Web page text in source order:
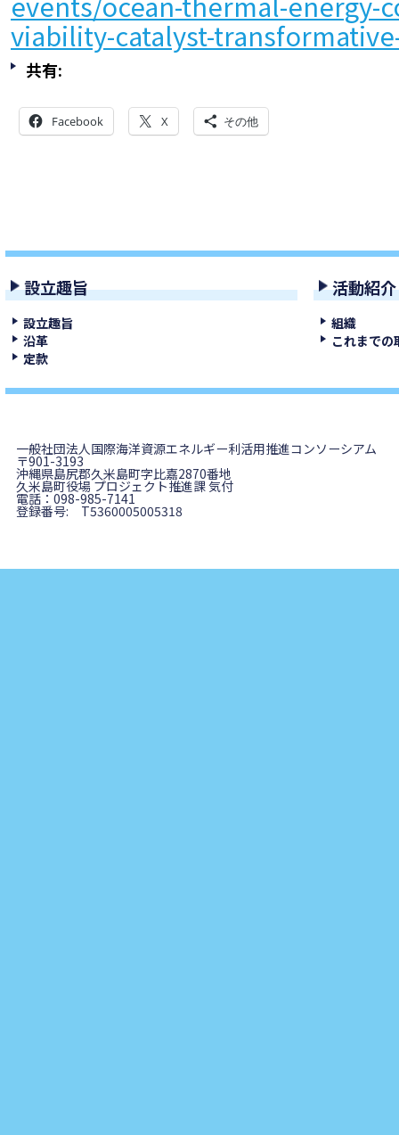
viability-catalyst-
共有:
Facebook X その他
設立趣旨
設立趣旨
沿革
定款
活動紹介
組織
これまでの
一般社団法人国際海洋資源エネルギー利活用推進コンソーシアム
〒901-3193
沖縄県島尻郡久米島町字比嘉2870番地
久米島町役場 プロジェクト推進課 気付
電話：098-985-7141
登録番号: T5360005005318